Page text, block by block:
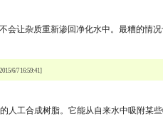
会让杂质重新渗回净化水中。最糟的情
6/7 16:59:41]
人工合成树脂。它能从自来水中吸附某